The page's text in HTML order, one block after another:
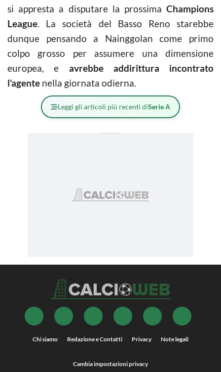
si appresta a disputare la prossima Champions
League. La società del Basso Reno starebbe
dunque pensando a Nainggolan come primo
colpo grosso per assumere una dimensione
europea, e avrebbe addirittura incontrato
l’agente nella giornata odierna.
Leggi gli articoli più recenti diSerie A
Chi siamo Redazione e Contatti Privacy Note legali
Cambia impostazioni privacy